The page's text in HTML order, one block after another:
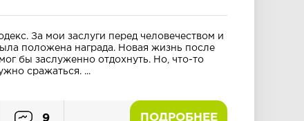
За мои заслуги перед человечеством и
положена награда. Новая жизнь после
бы заслуженно отдохнуть. Но, что-то
сражаться. ...
ПОДРОБНЕЕ
9